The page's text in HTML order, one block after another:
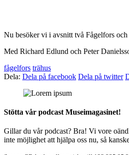
Nu besöker vi i avsnitt två Fågelfors
Med Richard Edlund och Peter
fågelfors trähus
Dela: Dela på facebook Dela på twitter
Stötta vår podcast Museimagasinet!
Gillar du vår podcast? Bra! Vi vore
inte möjlighet att hjälpa oss nu, så